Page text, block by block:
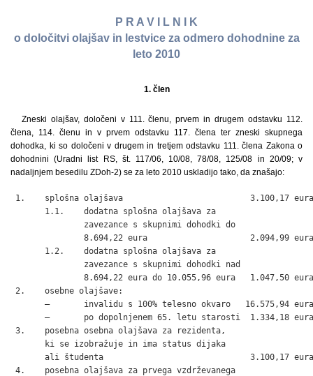
P R A V I L N I K
o določitvi olajšav in lestvice za odmero dohodnine za
leto 2010
1. člen
Zneski olajšav, določeni v 111. členu, prvem in drugem odstavku 112.
člena, 114. členu in v prvem odstavku 117. člena ter zneski skupnega
dohodka, ki so določeni v drugem in tretjem odstavku 111. člena Zakona o
dohodnini (Uradni list RS, št. 117/06, 10/08, 78/08, 125/08 in 20/09; v
nadaljnjem besedilu ZDoh-2) se za leto 2010 uskladijo tako, da znašajo:
1.    splošna olajšava                          3.100,17 eura
       1.1.    dodatna splošna olajšava za
               zavezance s skupnimi dohodki do
               8.694,22 eura                     2.094,99 eura
       1.2.    dodatna splošna olajšava za
               zavezance s skupnimi dohodki nad
               8.694,22 eura do 10.055,96 eura   1.047,50 eura
2.    osebne olajšave:
       –       invalidu s 100% telesno okvaro   16.575,94 eura
       –       po dopolnjenem 65. letu starosti  1.334,18 eura
3.    posebna osebna olajšava za rezidenta,
       ki se izobražuje in ima status dijaka
       ali študenta                              3.100,17 eura
4.    posebna olajšava za prvega vzdrževanega